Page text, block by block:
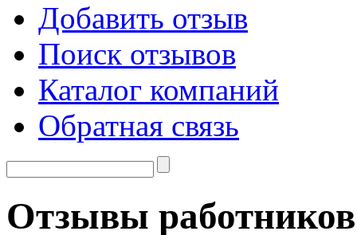
Добавить отзыв
Поиск отзывов
Каталог компаний
Обратная связь
Отзывы